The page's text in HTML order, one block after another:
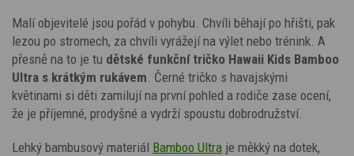
Malí objevitelé jsou pořád v pohybu. Chvíli běhají po hřišti, pak
lezou po stromech, za chvíli vyrážejí na výlet nebo trénink. A
přesně na to je tu dětské funkční tričko Hawaii Kids Bamboo
Ultra s krátkým rukávem . Černé tričko s havajskými
květinami si děti zamilují na první pohled a rodiče zase ocení,
že je příjemné, prodyšné a vydrží spoustu dobrodružství.
Lehký bambusový materiál Bamboo Ultra je měkký na dotek,